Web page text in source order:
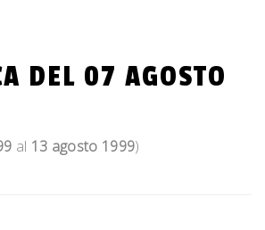
DEL 07 AGOSTO
al 13 agosto 1999)